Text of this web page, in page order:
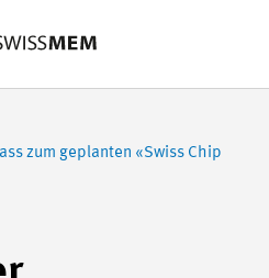
zum geplanten «Swiss Chip